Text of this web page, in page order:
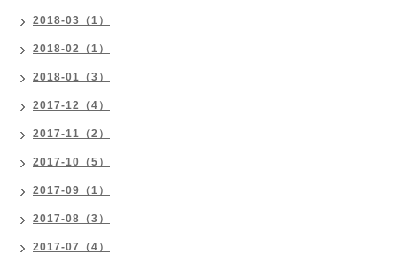
2018-03（1）
2018-02（1）
2018-01（3）
2017-12（4）
2017-11（2）
2017-10（5）
2017-09（1）
2017-08（3）
2017-07（4）